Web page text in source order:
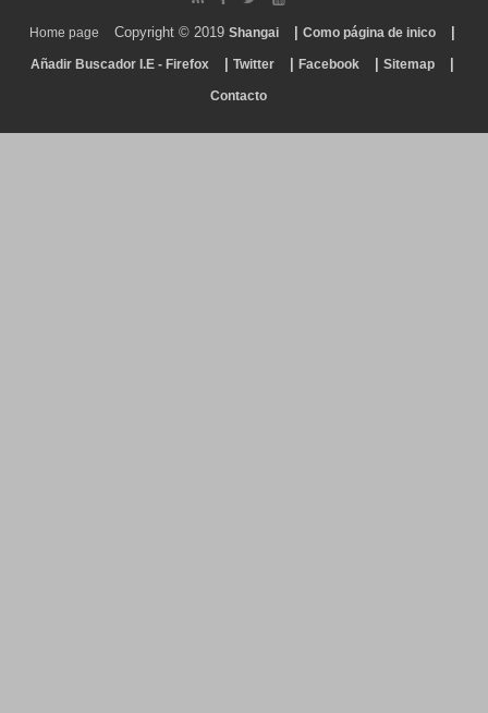
Home page Copyright © 2019 Shangai Como página de inico
Añadir Buscador I.E - Firefox Twitter Facebook Sitemap
Contacto